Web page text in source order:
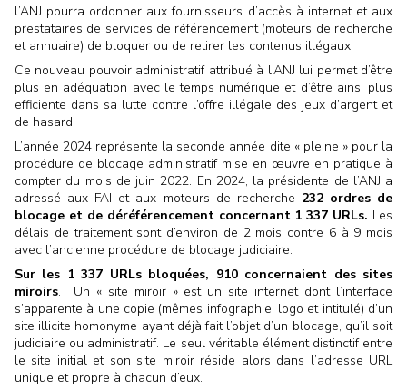
l’ANJ pourra ordonner aux fournisseurs d’accès à internet et aux
prestataires de services de référencement (moteurs de recherche
et annuaire) de bloquer ou de retirer les contenus illégaux.
Ce nouveau pouvoir administratif attribué à l’ANJ lui permet d’être
plus en adéquation avec le temps numérique et d’être ainsi plus
efficiente dans sa lutte contre l’offre illégale des jeux d’argent et
de hasard.
L’année 2024 représente la seconde année dite « pleine » pour la
procédure de blocage administratif mise en œuvre en pratique à
compter du mois de juin 2022. En 2024, la présidente de l’ANJ a
adressé aux FAI et aux moteurs de recherche 232 ordres de
blocage et de déréférencement concernant 1 337 URLs. Les
délais de traitement sont d’environ de 2 mois contre 6 à 9 mois
avec l’ancienne procédure de blocage judiciaire.
Sur les 1 337 URLs bloquées, 910 concernaient des sites
miroirs. Un « site miroir » est un site internet dont l’interface
s’apparente à une copie (mêmes infographie, logo et intitulé) d’un
site illicite homonyme ayant déjà fait l’objet d’un blocage, qu’il soit
judiciaire ou administratif. Le seul véritable élément distinctif entre
le site initial et son site miroir réside alors dans l’adresse URL
unique et propre à chacun d’eux.